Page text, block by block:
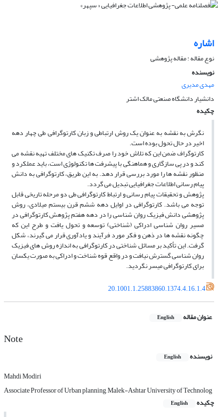
اشاره
نوع مقاله : مقاله پژوهشی
نویسنده
مهدی مدیری
دانشیار دانشگاه صنعتی مالک اشتر
چکیده
نگرش به نقشه به عنوان یک روش ارتباطی و زبان کارتوگرافی طی چهار دهه
اخیر در حال تحول بوده است.
کارتوگراف ضمن این که تلاش خود را صرف تکنیک­ های مختلف تهیه نقشه می
­کند و در پی سازگاری و هماهنگی با پیشرفت­ ها تکنولوژی است، باید عملکرد و
منظور نقشه ­ها را مورد بررسی قرار دهد. به این طریق، کارتوگرافی به دانش
پیام رسانی اطلاعات جغرافیایی تبدیل می ­گردد.
پژوهش و تحقیقات پیام رسانی و ارتباط کارتوگرافی طی دو مرحله تاریخی قابل
توجه می­ باشد. کارتوگرافی در اوایل دهه ششم قرن بیستم میلادی، روش
پژوهشی دانش فیزیک روان شناسی را در دهه هفتم پژوهش کارتوگرافی در
مسیر روان شناسی ادراکی (شناختی) توسعه و تحول یافت و طرح این که
چگونه نقشه­ ها در ذهن و فکر مورد فرآیند و یادآوری قرار می­ گیرند، شکل
گرفت. این تأکید بر مسائل شناختی در کارتوگرافی به اندازه روش ­های فیزیک
روان شناسی گسترش نیافت و در واقع قوه شناخت و ادراکی به صورت یکسان
برای کارتوگرافی میسر نگردید.
20.1001.1.25883860.1374.4.16.1.4
عنوان مقاله English
Note
نویسنده English
Mahdi Modiri
Associate Professor of Urban planning, Malek-Ashtar University of Technolog
چکیده
English